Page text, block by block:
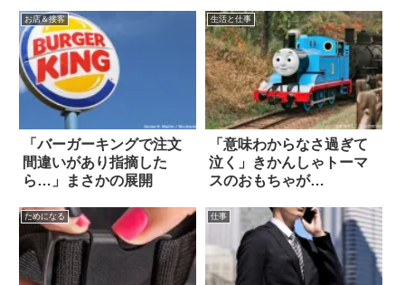
お店＆接客
「バーガーキングで注文
間違いがあり指摘した
ら…」まさかの展開
生活と仕事
「意味わからなさ過ぎて
泣く」きかんしゃトーマ
スのおもちゃが…
ためになる 仕事